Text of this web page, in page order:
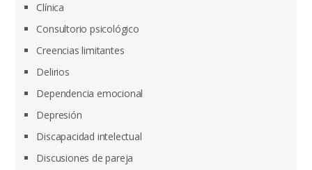
Clínica
Consultorio psicológico
Creencias limitantes
Delirios
Dependencia emocional
Depresión
Discapacidad intelectual
Discusiones de pareja